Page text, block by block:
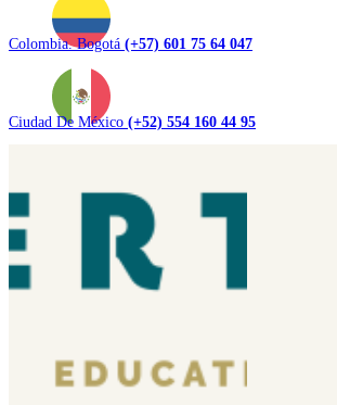
Colombia. Bogotá (+57) 601 75 64 047
Ciudad De México (+52) 554 160 44 95